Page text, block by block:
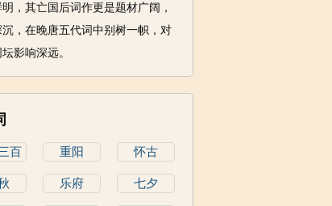
明，其亡国后词作更是题材广阔，
，在晚唐五代词中别树一帜，对
影响深远。
百
重阳 怀古
乐府 七夕